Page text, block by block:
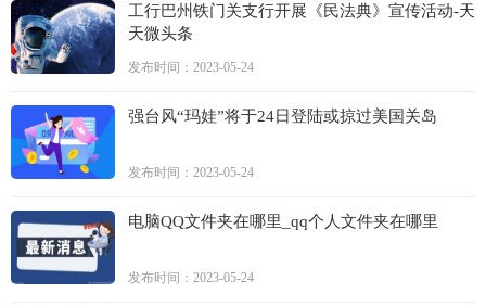
工行巴州铁门关支行开展《民法典》宣传活动-天
天微头条
发布时间：2023-05-24
强台风“玛娃”将于24日登陆或掠过美国关岛
发布时间：2023-05-24
电脑QQ文件夹在哪里_qq个人文件夹在哪里
发布时间：2023-05-24